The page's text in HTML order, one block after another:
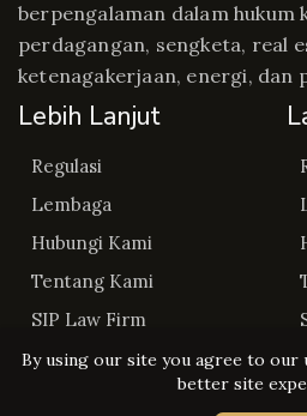
berpengalaman dalam hukum
perdagangan, sengketa, real
ketenagakerjaan, energi, dan
Lebih Lanjut
Regulasi
Lembaga
Hubungi Kami
Tentang Kami
SIP Law Firm
By using our site you agree to our
better site